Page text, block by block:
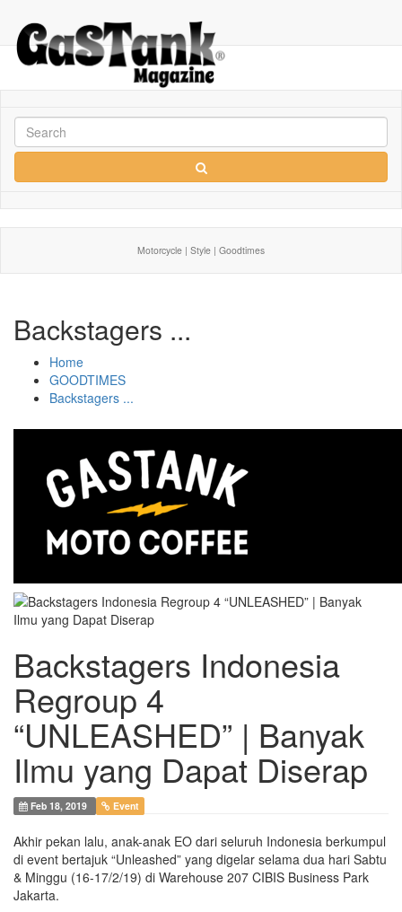
Motorcycle | Style | Goodtimes
Backstagers ...
Home
GOODTIMES
Backstagers ...
Backstagers Indonesia
Regroup 4
“UNLEASHED” | Banyak
Ilmu yang Dapat Diserap
Feb 18, 2019 Event
Akhir pekan lalu, anak-anak EO dari seluruh Indonesia berkumpul
di event bertajuk “Unleashed” yang digelar selama dua hari Sabtu
& Minggu (16-17/2/19) di Warehouse 207 CIBIS Business Park
Jakarta.